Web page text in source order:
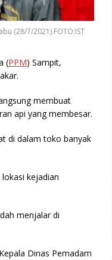
(28/7/2021).FOTO:IST
(PPM) Sampit,
membuat
api yang membesar.
di dalam toko banyak
kejadian
menjalar di
Dinas Pemadam